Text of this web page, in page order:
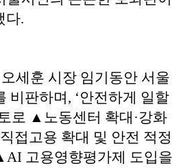
다.
세훈 시장 임기동안 서울
비판하며, ‘안전하게 일할
로 ▲노동센터 확대·강화
접고용 확대 및 안전 적정
고용영향평가제 도입을